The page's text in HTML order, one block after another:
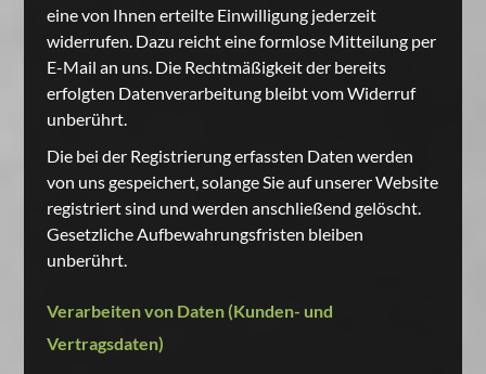
eine von Ihnen erteilte Einwilligung jederzeit
widerrufen. Dazu reicht eine formlose Mitteilung per
E-Mail an uns. Die Rechtmäßigkeit der bereits
erfolgten Datenverarbeitung bleibt vom Widerruf
unberührt.
Die bei der Registrierung erfassten Daten werden
von uns gespeichert, solange Sie auf unserer Website
registriert sind und werden anschließend gelöscht.
Gesetzliche Aufbewahrungsfristen bleiben
unberührt.
Verarbeiten von Daten (Kunden- und
Vertragsdaten)